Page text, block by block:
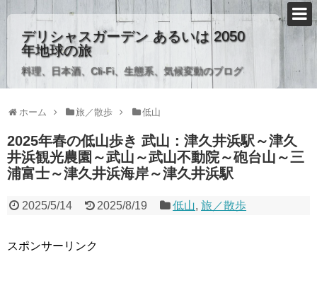
デリシャスガーデン あるいは 2050
年地球の旅
料理、日本酒、Cli-Fi、生態系、気候変動のブログ
ホーム 旅／散歩 低山
2025年春の低山歩き 武山：津久井浜駅～津久
井浜観光農園～武山～武山不動院～砲台山～三
浦富士～津久井浜海岸～津久井浜駅
2025/5/14 2025/8/19 低山,旅／散歩
スポンサーリンク